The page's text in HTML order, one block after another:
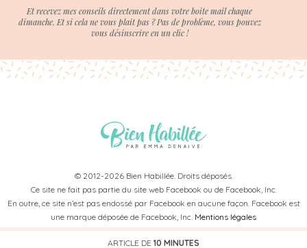
ARTICLE DE 10 MINUTES
Et recevez mes conseils directement dans votre boite mail chaque
dimanche. Et si cela ne vous plait pas ? Pas de problème, vous pouvez
vous désinscrire en un clic !
© 2012-2026 Bien Habillée. Droits déposés.
Ce site ne fait pas partie du site web Facebook ou de Facebook, Inc.
En outre, ce site n’est pas endossé par Facebook en aucune façon. Facebook est
une marque déposée de Facebook, Inc. Mentions légales